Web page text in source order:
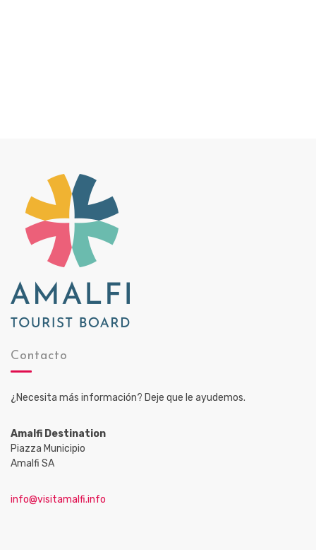
Contacto
¿Necesita más información? Deje que le ayudemos.
Amalfi Destination
Piazza Municipio
Amalfi SA
info@visitamalfi.info